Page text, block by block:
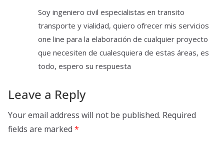
Soy ingeniero civil especialistas en transito
transporte y vialidad, quiero ofrecer mis servicios
one line para la elaboración de cualquier proyecto
que necesiten de cualesquiera de estas áreas, es
todo, espero su respuesta
Leave a Reply
Your email address will not be published. Required
fields are marked *